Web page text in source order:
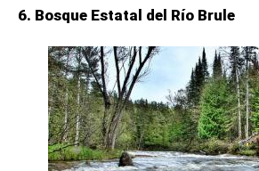
6. Bosque Estatal del Río Brule